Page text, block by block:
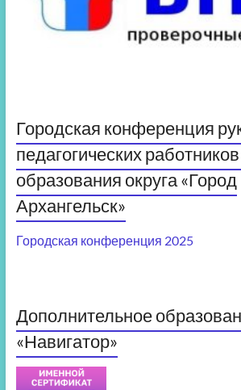
Городская конференция
педагогических
образования округа «Город
Архангельск»
Городская конференция 2025
Дополнительное
«Навигатор»